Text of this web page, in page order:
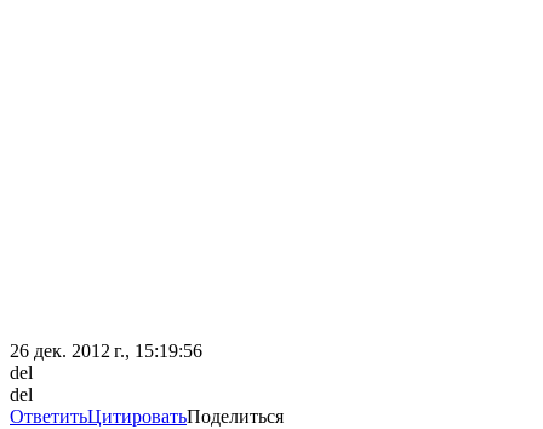
26 дек. 2012 г., 15:19:56
del
del
ОтветитьЦитироватьПоделиться